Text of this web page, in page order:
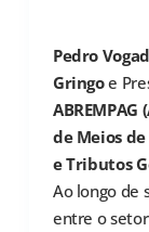
Pedro
Gringoe
de Meios
e Tributos
Ao longo de
entre o